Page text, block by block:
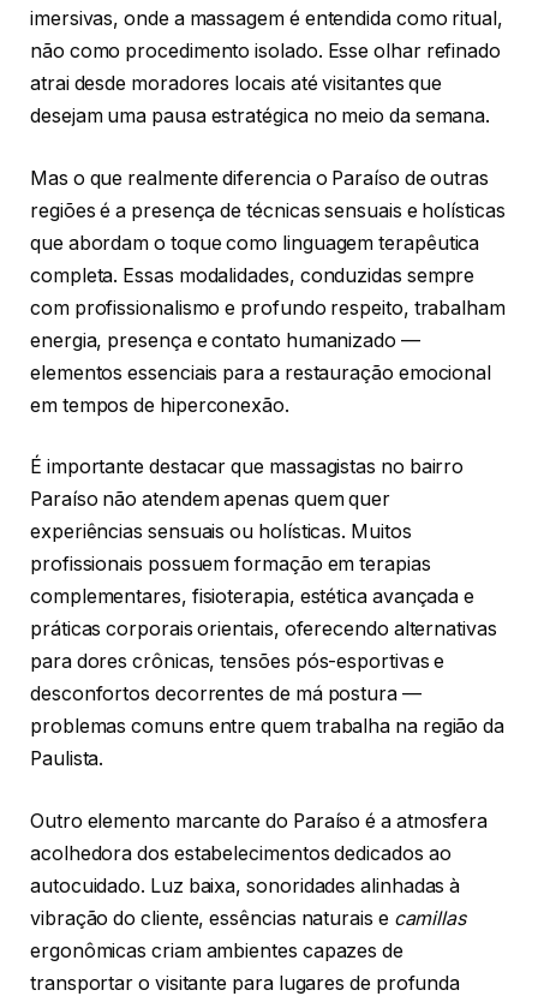
imersivas, onde a massagem é entendida como ritual,
não como procedimento isolado. Esse olhar refinado
atrai desde moradores locais até visitantes que
desejam uma pausa estratégica no meio da semana.
Mas o que realmente diferencia o Paraíso de outras
regiões é a presença de técnicas sensuais e holísticas
que abordam o toque como linguagem terapêutica
completa. Essas modalidades, conduzidas sempre
com profissionalismo e profundo respeito, trabalham
energia, presença e contato humanizado —
elementos essenciais para a restauração emocional
em tempos de hiperconexão.
É importante destacar que massagistas no bairro
Paraíso não atendem apenas quem quer
experiências sensuais ou holísticas. Muitos
profissionais possuem formação em terapias
complementares, fisioterapia, estética avançada e
práticas corporais orientais, oferecendo alternativas
para dores crônicas, tensões pós-esportivas e
desconfortos decorrentes de má postura —
problemas comuns entre quem trabalha na região da
Paulista.
Outro elemento marcante do Paraíso é a atmosfera
acolhedora dos estabelecimentos dedicados ao
autocuidado. Luz baixa, sonoridades alinhadas à
vibração do cliente, essências naturais e camillas
ergonômicas criam ambientes capazes de
transportar o visitante para lugares de profunda